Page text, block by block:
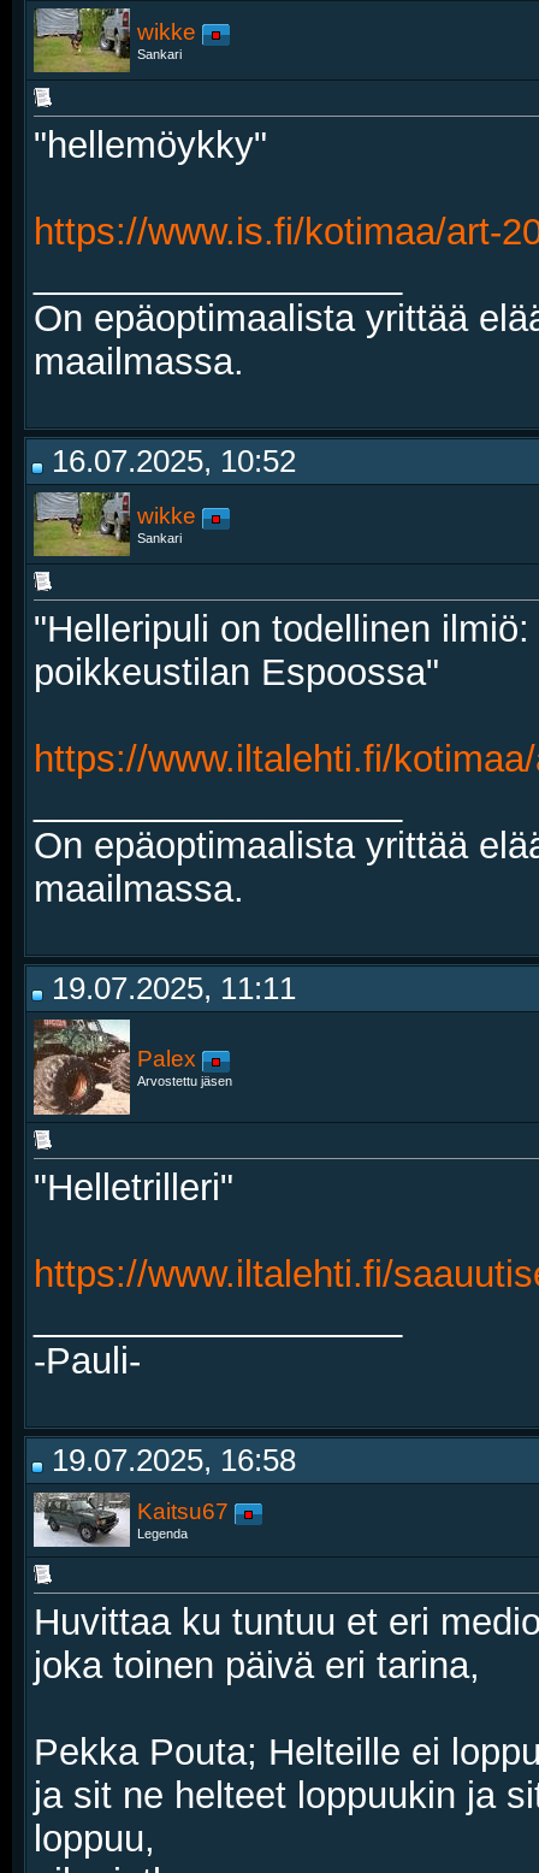
wikke
Sankari
"hellemöykky"
https://www.is.fi/kotimaa/art-
On epäoptimaalista yrittää
maailmassa.
16.07.2025, 10:52
wikke
Sankari
"Helleripuli on todellinen
poikkeustilan Espoossa"
https://www.iltalehti.fi/
On epäoptimaalista yrittää
maailmassa.
19.07.2025, 11:11
Palex
Arvostettu jäsen
"Helletrilleri"
https://www.iltalehti.fi/
-Pauli-
19.07.2025, 16:58
Kaitsu67
Legenda
Huvittaa ku tuntuu et eri
joka toinen päivä eri tarina,
Pekka Pouta; Helteille ei
ja sit ne helteet loppuukin ja
loppuu,